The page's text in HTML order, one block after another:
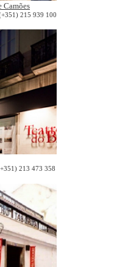
Camões
215 939 100
213 473 358